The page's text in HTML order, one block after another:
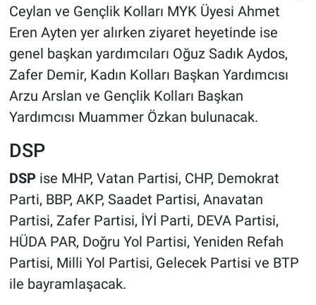
Ceylan ve Gençlik Kolları MYK Üyesi Ahmet
Eren Ayten yer alırken ziyaret heyetinde ise
genel başkan yardımcıları Oğuz Sadık Aydos,
Zafer Demir, Kadın Kolları Başkan Yardımcısı
Arzu Arslan ve Gençlik Kolları Başkan
Yardımcısı Muammer Özkan bulunacak.
DSP
DSPise MHP, Vatan Partisi, CHP, Demokrat
Parti, BBP, AKP, Saadet Partisi, Anavatan
Partisi, Zafer Partisi, İYİ Parti, DEVA Partisi,
HÜDA PAR, Doğru Yol Partisi, Yeniden Refah
Partisi, Milli Yol Partisi, Gelecek Partisi ve BTP
ile bayramlaşacak.